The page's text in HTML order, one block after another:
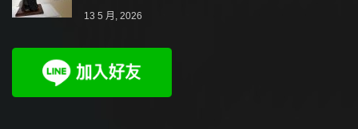
13 5 月, 2026